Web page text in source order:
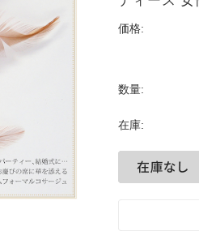
価格:
数量:
在庫: